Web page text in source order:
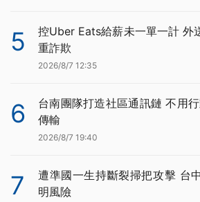
5
控Uber Eats給薪未一單一計 外
重詐欺
2026/8/7 12:35
6
台南團隊打造社區通訊鏈 不用
傳輸
2026/8/7 19:40
7
遭準國一生持斷裂掃把攻擊 台
明風險